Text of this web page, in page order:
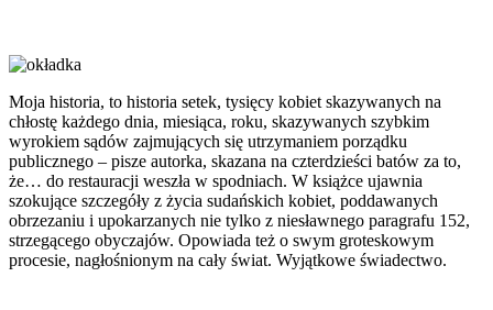
Moja historia, to historia setek, tysięcy kobiet skazywanych na
chłostę każdego dnia, miesiąca, roku, skazywanych szybkim
wyrokiem sądów zajmujących się utrzymaniem porządku
publicznego – pisze autorka, skazana na czterdzieści batów za to,
że… do restauracji weszła w spodniach. W książce ujawnia
szokujące szczegóły z życia sudańskich kobiet, poddawanych
obrzezaniu i upokarzanych nie tylko z niesławnego paragrafu 152,
strzegącego obyczajów. Opowiada też o swym groteskowym
procesie, nagłośnionym na cały świat. Wyjątkowe świadectwo.